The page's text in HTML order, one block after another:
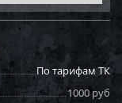
По тарифам ТК
1000 руб